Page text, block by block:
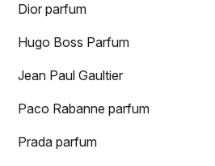
Dior parfum
Hugo Boss Parfum
Jean Paul Gaultier
Paco Rabanne parfum
Prada parfum